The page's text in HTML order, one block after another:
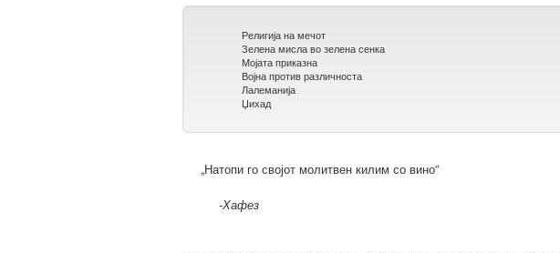
Религија на мечот
Зелена мисла во зелена сенка
Мојата приказна
Војна против различноста
Лалеманија
Џихад
„Натопи го својот молитвен килим со вино“
-Хафез